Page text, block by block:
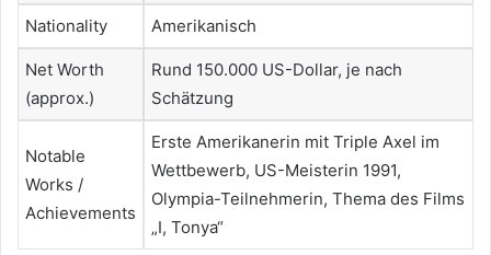
Nationality Amerikanisch
Net Worth
(approx.)
Rund 150.000 US-Dollar, je nach
Schätzung
Notable
Works /
Achievements
Erste Amerikanerin mit Triple Axel im
Wettbewerb, US-Meisterin 1991,
Olympia-Teilnehmerin, Thema des Films
„I, Tonya“